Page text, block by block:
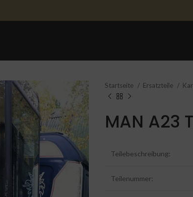
Startseite Ersatzteile
MAN A23
Teilebeschreibung:
Teilenummer: